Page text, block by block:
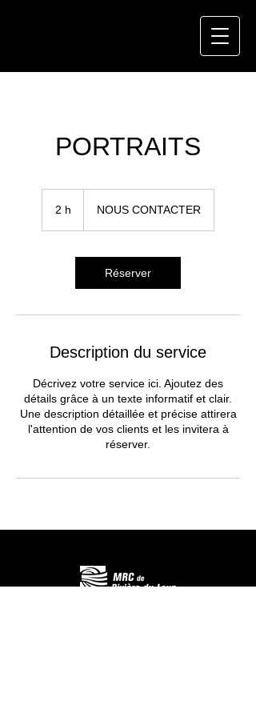
PORTRAITS
2 h NOUS CONTACTER
Réserver
Description du service
Décrivez votre service ici. Ajoutez des
détails grâce à un texte informatif et clair.
Une description détaillée et précise attirera
l'attention de vos clients et les invitera à
réserver.